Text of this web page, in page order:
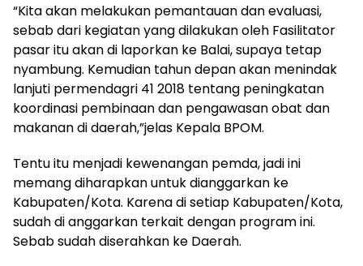
“Kita akan melakukan pemantauan dan evaluasi,
sebab dari kegiatan yang dilakukan oleh Fasilitator
pasar itu akan di laporkan ke Balai, supaya tetap
nyambung. Kemudian tahun depan akan menindak
lanjuti permendagri 41 2018 tentang peningkatan
koordinasi pembinaan dan pengawasan obat dan
makanan di daerah,”jelas Kepala BPOM.
Tentu itu menjadi kewenangan pemda, jadi ini
memang diharapkan untuk dianggarkan ke
Kabupaten/Kota. Karena di setiap Kabupaten/Kota,
sudah di anggarkan terkait dengan program ini.
Sebab sudah diserahkan ke Daerah.